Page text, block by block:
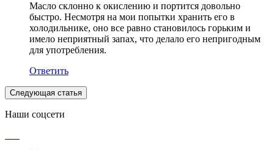
Масло склонно к окислению и портится довольно
быстро. Несмотря на мои попытки хранить его в
холодильнике, оно все равно становилось горьким и
имело неприятный запах, что делало его непригодным
для употребления.
Ответить
Следующая статья
Наши соцсети